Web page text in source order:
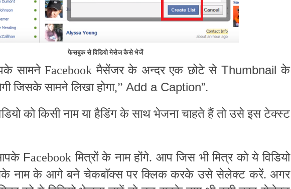
फेसबुक से विडियो मेसेज कैसे भेजें
सामने Facebook मैसेंजर के अन्दर एक छोटे से Thumbnailके
जिसके सामने लिखा होगा,” Add a Caption”.
को किसी नाम या हैडिंग के साथ भेजना चाहते हैं तो उसे इस टेक्स्ट
Facebook मित्रों के नाम होंगे. आप जिस भी मित्र को ये विडियो
नाम के आगे बने चेकबॉक्स पर क्लिक करके उसे सेलेक्ट करें. अगर